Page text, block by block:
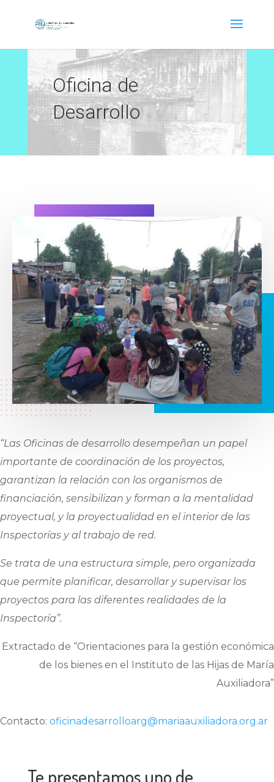
Oficina de
Desarrollo
“Las Oficinas de desarrollo desempeñan un papel
importante de coordinación de los proyectos,
garantizan la relación con los organismos de
financiación, sensibilizan y forman a la mentalidad
proyectual, y la proyectualidad en el interior de las
Inspectorías y al trabajo de red.
Se trata de una estructura simple, pero organizada
que permite planificar, desarrollar y supervisar los
proyectos para las diferentes realidades de la
Inspectoría”.
Extractado de “Orientaciones para la gestión económica
de los bienes en el Instituto de las Hijas de María
Auxiliadora”
Contacto: oficinadesarrolloarg@mariaauxiliadora.org.ar
Te presentamos uno de